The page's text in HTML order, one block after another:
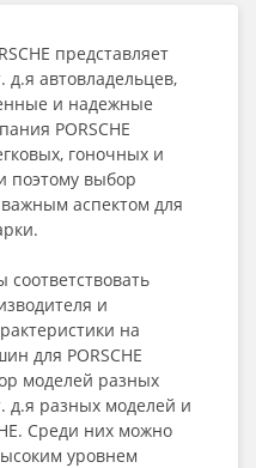
представляет
автовладельцев,
и надежные
PORSCHE
гоночных и
поэтому выбор
аспектом для
и
на
для PORSCHE
моделей разных
д.я разных моделей и
Среди них можно
уровнем